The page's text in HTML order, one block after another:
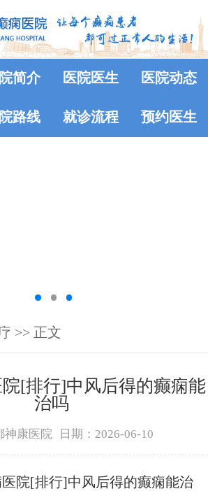
简介 医院医生 医院动态
路线 就诊流程 预约医生
>> 正文
[排行]中风后得的癫痫能
治吗
神康医院 日期：2026-06-10
院[排行]中风后得的癫痫能治